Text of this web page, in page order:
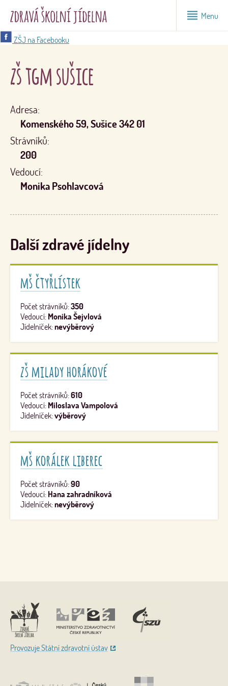
Menu
ZŠJ na Facebooku
zš tgm sušice
Adresa:
Komenského 59, Sušice 342 01
Strávníků:
200
Vedoucí:
Monika Psohlavcová
Další zdravé jídelny
mš čtyřlístek
Počet strávníků:350
Vedoucí: Monika Šejvlová
Jídelníček:nevýběrový
zš milady horákové
Počet strávníků:610
Vedoucí: Miloslava Vampolová
Jídelníček:výběrový
mš korálek liberec
Počet strávníků:90
Vedoucí: Hana zahradníková
Jídelníček:nevýběrový
Provozuje Státní zdravotní ústav